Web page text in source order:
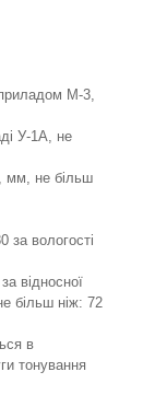
М-3,
У-1А, не
мм, не більш
за вологості
відносної
більш ніж: 72
в
тонування